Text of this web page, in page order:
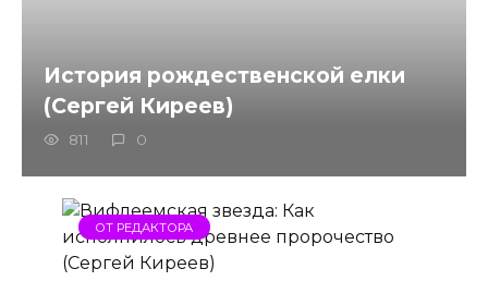
История рождественской елки
(Сергей Киреев)
811 0
ОТ РЕДАКТОРА